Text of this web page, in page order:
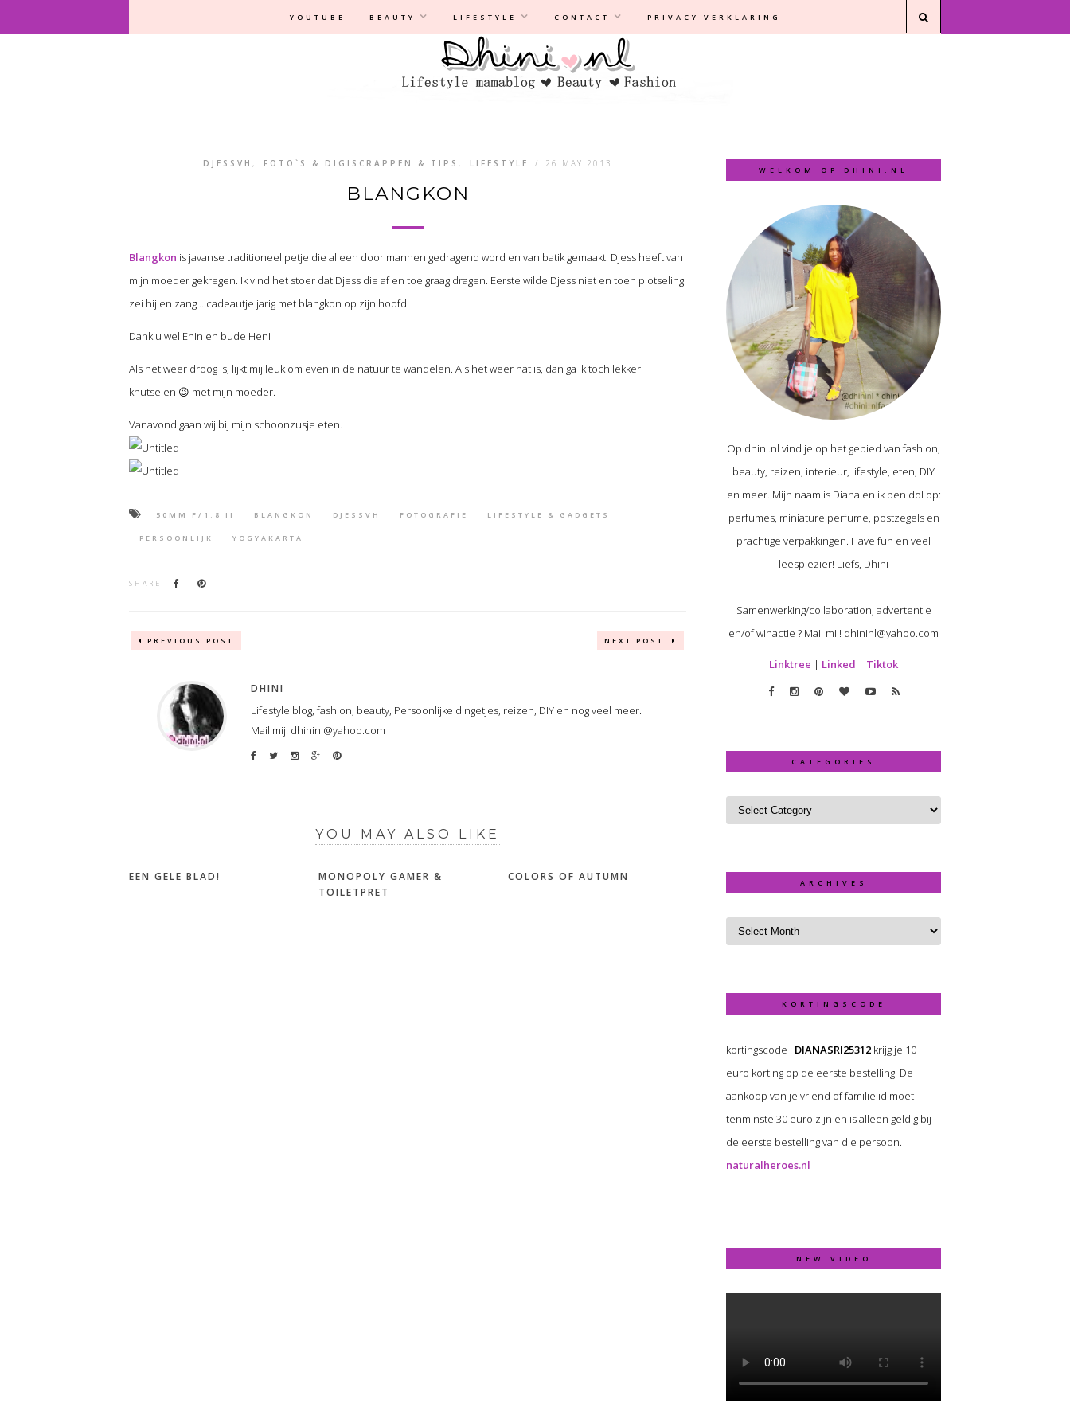
YOUTUBE BEAUTY LIFESTYLE CONTACT PRIVACY VERKLARING
Privacyverklaring |Disclaimer
DJESSVH , FOTO`S & DIGISCRAPPEN & TIPS , LIFESTYLE / 26 MAY 2013
BLANGKON
Blangkon is javanse traditioneel petje die alleen door mannen gedragend word en van batik gemaakt. Djess heeft van
mijn moeder gekregen. Ik vind het stoer dat Djess die af en toe graag dragen. Eerste wilde Djess niet en toen plotseling
zei hij en zang …cadeautje jarig met blangkon op zijn hoofd.
Dank u wel Enin en bude Heni
Als het weer droog is, lijkt mij leuk om even in de natuur te wandelen. Als het weer nat is, dan ga ik toch lekker
knutselen 😉 met mijn moeder.
Vanavond gaan wij bij mijn schoonzusje eten.
50MM F/1.8 II BLANGKON DJESSVH FOTOGRAFIE LIFESTYLE & GADGETS
PERSOONLIJK YOGYAKARTA
SHARE
PREVIOUS POST NEXT POST
DHINI
Lifestyle blog, fashion, beauty, Persoonlijke dingetjes, reizen, DIY en nog veel meer.
Mail mij! dhininl@yahoo.com
YOU MAY ALSO LIKE
EEN GELE BLAD!
MONOPOLY GAMER &
TOILETPRET
COLORS OF AUTUMN
WELKOM OP DHINI.NL
Op dhini.nl vind je op het gebied van fashion,
beauty, reizen, interieur, lifestyle, eten, DIY
en meer. Mijn naam is Diana en ik ben dol op:
perfumes, miniature perfume, postzegels en
prachtige verpakkingen. Have fun en veel
leesplezier! Liefs, Dhini
Samenwerking/collaboration, advertentie
en/of winactie ? Mail mij! dhininl@yahoo.com
Linktree | Linked | Tiktok
CATEGORIES
ARCHIVES
KORTINGSCODE
kortingscode : DIANASRI25312 krijg je 10
euro korting op de eerste bestelling. De
aankoop van je vriend of familielid moet
tenminste 30 euro zijn en is alleen geldig bij
de eerste bestelling van die persoon.
naturalheroes.nl
NEW VIDEO